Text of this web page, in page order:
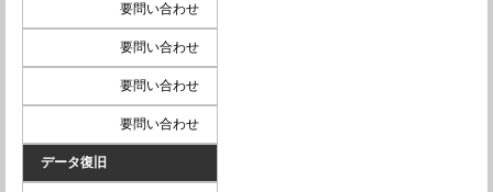
要問い合わせ
要問い合わせ
要問い合わせ
要問い合わせ
データ復旧